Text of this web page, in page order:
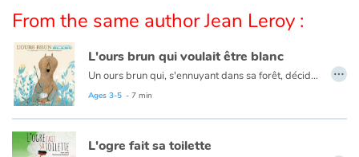
Family
Schools
Libraries
Videos & Tutorials
From the same author Jean Leroy :
L'ours brun qui voulait être blanc
Un ours brun qui, s'ennuyant dans sa forêt, décide de partir à l'aventure. Au bout de plusieurs jours de marche, il arrive au pôle Nord et découvre un monde inconnu. Un territoire où tout est blanc, même les ours... L'ours brun qui voulait être blanc est une fable tendre et humoristique sur la différence et l'acceptation de soi.
Ages 3-5 - 7 min
…
L'ogre fait sa toilette